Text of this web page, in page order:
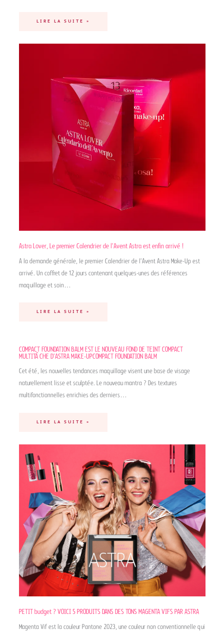
LIRE LA SUITE »
Astra Lover, Le premier Calendrier de l’Avent Astra est enfin arrivé !
A la demande générale, le premier Calendrier de l’Avent Astra Make-Up est
arrivé. Un coffret de 12 jours contenant quelques-unes des références
maquillage et soin…
LIRE LA SUITE »
COMPACT FOUNDATION BALM EST LE NOUVEAU FOND DE TEINT COMPACT
MULTITÂCHE D’ASTRA MAKE-UPCOMPACT FOUNDATION BALM
Cet été, les nouvelles tendances maquillage visent une base de visage
naturellement lisse et sculptée. Le nouveau mantra ? Des textures
multifonctionnelles enrichies des derniers…
LIRE LA SUITE »
PETIT budget ? VOICI 5 PRODUITS DANS DES TONS MAGENTA VIFS PAR ASTRA
Magenta Vif est la couleur Pantone 2023, une couleur non conventionnelle qui